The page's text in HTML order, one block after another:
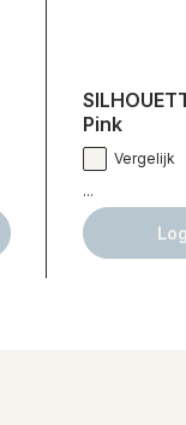
Pink
Vergelijk
...